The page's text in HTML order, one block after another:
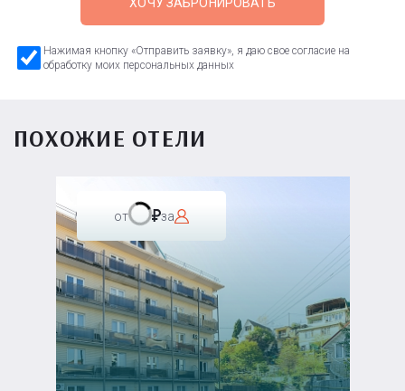
Нажимая кнопку «Отправить заявку», я даю свое согласие на
обработку моих персональных данных
ПОХОЖИЕ ОТЕЛИ
от за